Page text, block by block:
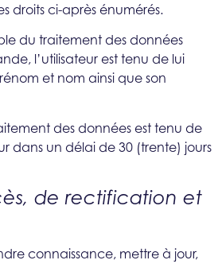
droits ci-après énumérés.
du traitement des données
l’utilisateur est tenu de lui
et nom ainsi que son
des données est tenu de
dans un délai de 30 (trente) jours
de rectification et
connaissance, mettre à jour,